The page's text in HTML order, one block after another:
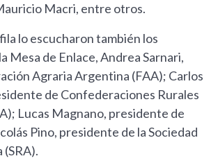
Macri, entre otros.
lo escucharon también los
Mesa de Enlace, Andrea Sarnari,
Agraria Argentina (FAA); Carlos
de Confederaciones Rurales
Lucas Magnano, presidente de
Pino, presidente de la Sociedad